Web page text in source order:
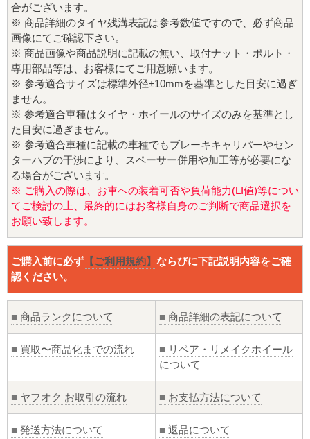
合がございます。
※ 商品詳細のタイヤ残溝表記は参考数値ですので、必ず商品
画像にてご確認下さい。
※ 商品画像や商品説明に記載の無い、取付ナット・ボルト・
専用部品等は、お客様にてご用意願います。
※ 参考適合サイズは標準外径±10mmを基準とした目安に過ぎ
ません。
※ 参考適合車種はタイヤ・ホイールのサイズのみを基準とし
た目安に過ぎません。
※ 参考適合車種に記載の車種でもブレーキキャリパーやセン
ターハブの干渉により、スペーサー併用や加工等が必要にな
る場合がございます。
※ ご購入の際は、お車への装着可否や負荷能力(LI値)等につい
てご検討の上、最終的にはお客様自身のご判断で商品選択を
お願い致します。
ご購入前に必ず 【ご利用規約】 ならびに下記説明内容をご確
認ください。
■ 商品ランクについて ■ 商品詳細の表記について
■ 買取〜商品化までの流れ ■ リペア・リメイクホイール
について
■ ヤフオク お取引の流れ ■ お支払方法について
■ 発送方法について ■ 返品について